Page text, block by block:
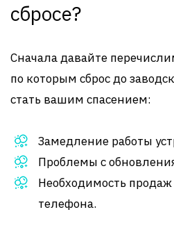
сбросе?
Сначала давайте
по которым сброс до
стать вашим спасением:
Замедление работы
Проблемы с
Необходимость
телефона.